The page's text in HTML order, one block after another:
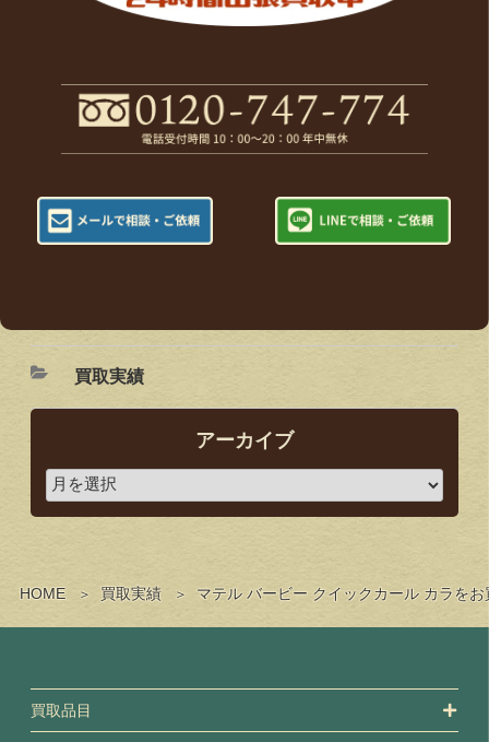
HOME 買取実績 マテル バービー クイックカール カラを
買取実績
アーカイブ
買取品目